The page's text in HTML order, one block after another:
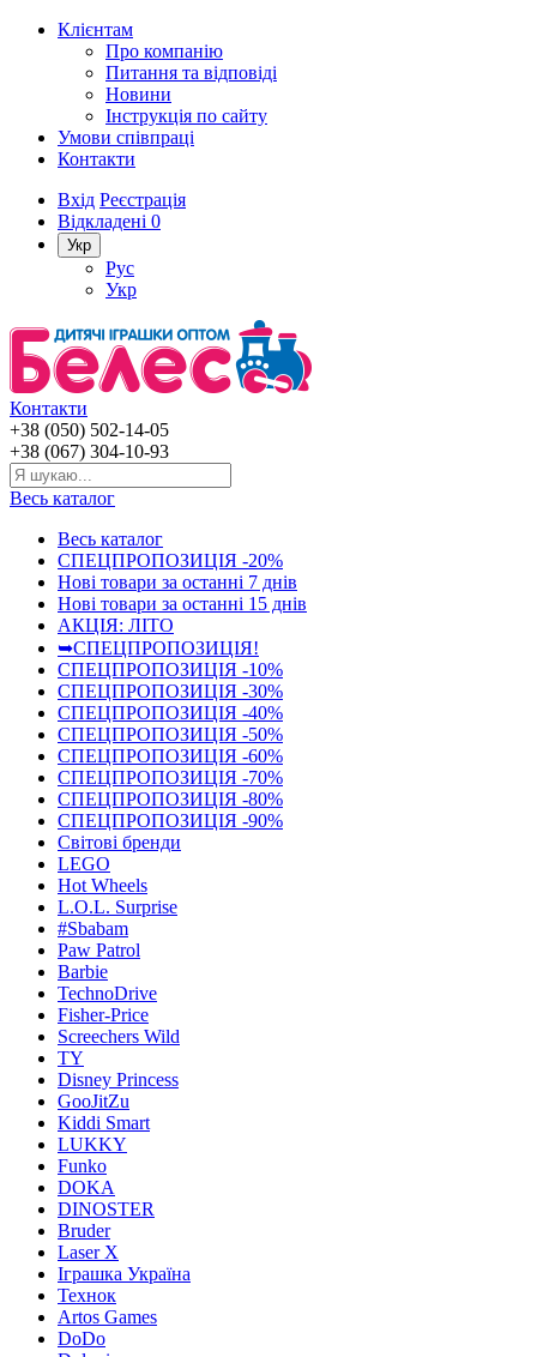
Клієнтам
Про компанію
Питання та відповіді
Новини
Інструкція по сайту
Умови співпраці
Контакти
Вхід Реєстрація
Відкладені 0
Укр
Рус
Укр
Контакти
+38 (050) 502-14-05
+38 (067) 304-10-93
Весь каталог
Весь каталог
СПЕЦПРОПОЗИЦІЯ -20%
Нові товари за останнi 7 днiв
Нові товари за останнi 15 днiв
АКЦІЯ: ЛІТО
➥СПЕЦПРОПОЗИЦІЯ!
СПЕЦПРОПОЗИЦІЯ -10%
СПЕЦПРОПОЗИЦІЯ -30%
СПЕЦПРОПОЗИЦІЯ -40%
СПЕЦПРОПОЗИЦІЯ -50%
СПЕЦПРОПОЗИЦІЯ -60%
СПЕЦПРОПОЗИЦІЯ -70%
СПЕЦПРОПОЗИЦІЯ -80%
СПЕЦПРОПОЗИЦІЯ -90%
Світові бренди
LEGO
Hot Wheels
L.O.L. Surprise
#Sbabam
Paw Patrol
Barbie
TechnoDrive
Fisher-Price
Screechers Wild
TY
Disney Princess
GooJitZu
Kiddi Smart
LUKKY
Funko
DOKA
DINOSTER
Bruder
Laser X
Іграшка Україна
Технок
Artos Games
DoDo